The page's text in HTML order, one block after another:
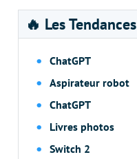
🔥 Les Tendances
ChatGPT
Aspirateur robot
ChatGPT
Livres photos
Switch 2